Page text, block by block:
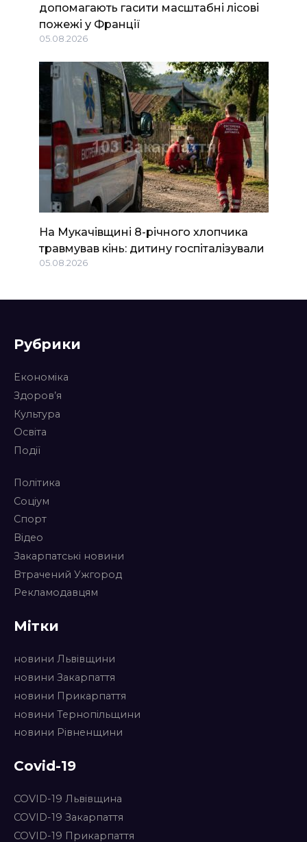
допомагають гасити масштабні лісові
пожежі у Франції
05.08.2026
На Мукачівщині 8-річного хлопчика
травмував кінь: дитину госпіталізували
05.08.2026
Рубрики
Економіка
Здоров’я
Культура
Освіта
Події
Політика
Соціум
Спорт
Відео
Закарпатські новини
Втрачений Ужгород
Рекламодавцям
Мітки
новини Львівщини
новини Закарпаття
новини Прикарпаття
новини Тернопільщини
новини Рівненщини
Covid-19
COVID-19 Львівщина
COVID-19 Закарпаття
COVID-19 Прикарпаття